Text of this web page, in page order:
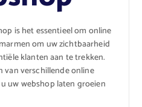
is het essentieel om online
om uw zichtbaarheid
klanten aan te trekken.
van verschillende online
uw webshop laten groeien